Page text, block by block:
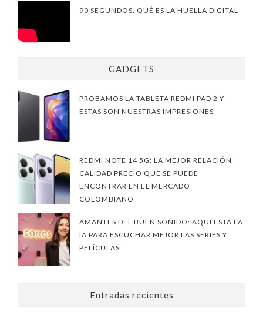
90 SEGUNDOS. QUÉ ES LA HUELLA DIGITAL
GADGETS
PROBAMOS LA TABLETA REDMI PAD 2 Y
ESTAS SON NUESTRAS IMPRESIONES
REDMI NOTE 14 5G: LA MEJOR RELACIÓN
CALIDAD PRECIO QUE SE PUEDE
ENCONTRAR EN EL MERCADO
COLOMBIANO
AMANTES DEL BUEN SONIDO: AQUÍ ESTÁ LA
IA PARA ESCUCHAR MEJOR LAS SERIES Y
PELÍCULAS
Entradas recientes